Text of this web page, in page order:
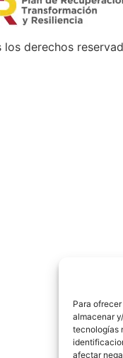
Para
almacenar
tecnologías
afectar
derechos